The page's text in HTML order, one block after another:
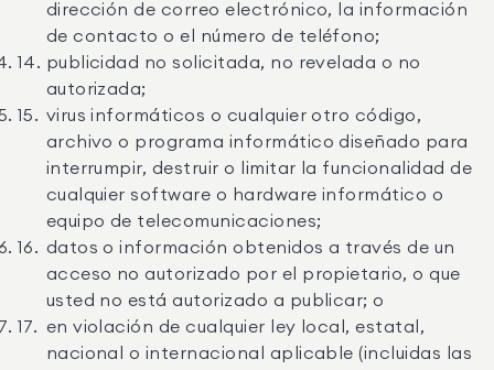
dirección de correo electrónico, la información
de contacto o el número de teléfono;
publicidad no solicitada, no revelada o no
autorizada;
virus informáticos o cualquier otro código,
archivo o programa informático diseñado para
interrumpir, destruir o limitar la funcionalidad de
cualquier software o hardware informático o
equipo de telecomunicaciones;
datos o información obtenidos a través de un
acceso no autorizado por el propietario, o que
usted no está autorizado a publicar; o
en violación de cualquier ley local, estatal,
nacional o internacional aplicable (incluidas las